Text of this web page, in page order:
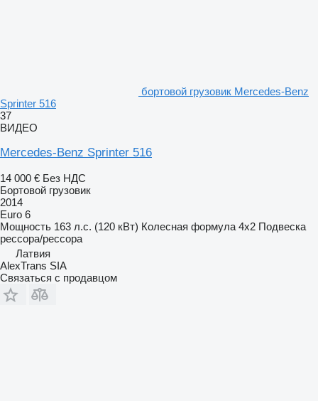
бортовой грузовик Mercedes-Benz
Sprinter 516
37
ВИДЕО
Mercedes-Benz Sprinter 516
14 000 € Без НДС
Бортовой грузовик
2014
Euro 6
Мощность 163 л.с. (120 кВт) Колесная формула 4x2 Подвеска
рессора/рессора
Латвия
AlexTrans SIA
Связаться с продавцом